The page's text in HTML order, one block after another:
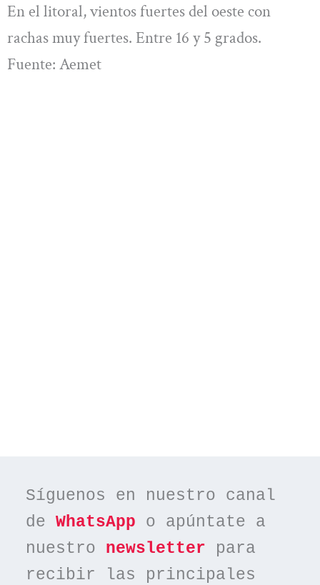
En el litoral, vientos fuertes del oeste con
rachas muy fuertes. Entre 16 y 5 grados.
Fuente: Aemet
Síguenos en nuestro canal
de WhatsApp o apúntate a
nuestro newsletter para
recibir las principales